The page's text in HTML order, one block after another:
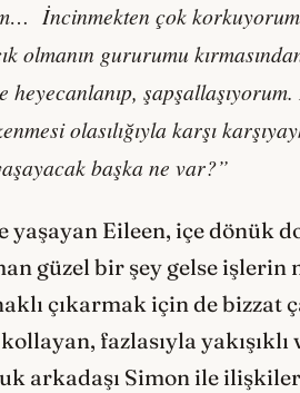
İncinmekten çok korkuyorum–
olmanın gururumu
olasılığıyla karşı
başka ne var?”
Eileen, içe dönük
güzel bir şey gelse
çıkarmak için de bizzat
fazlasıyla
arkadaşı Simon ile